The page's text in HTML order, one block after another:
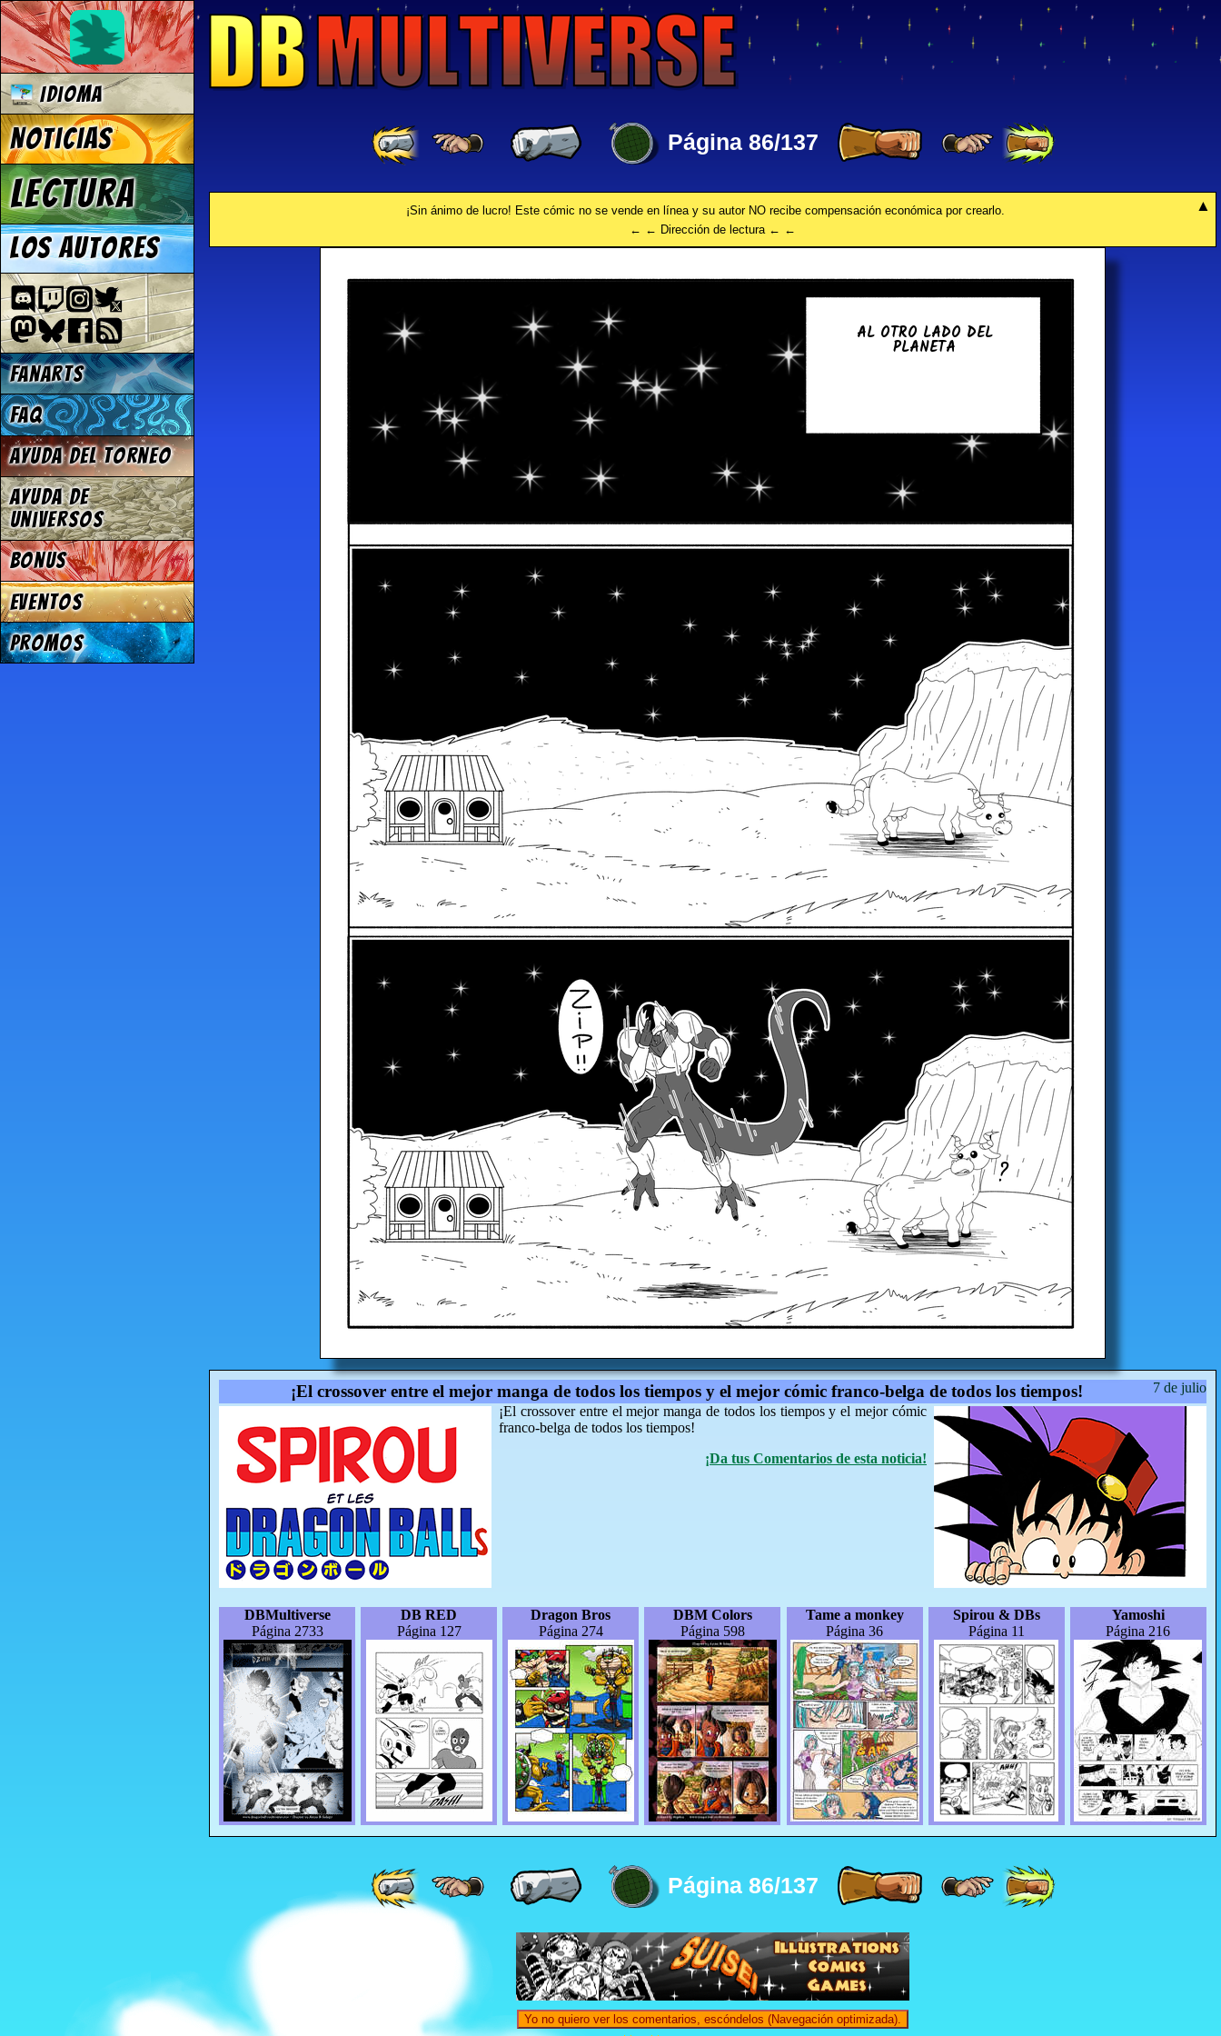
Página 86/137
¡Sin ánimo de lucro! Este cómic no se vende en línea y su autor NO recibe compensación económica por crearlo.
← ← Dirección de lectura ← ←
AL OTRO LADO DEL
PLANETA
7 de julio
¡El crossover entre el mejor manga de todos los tiempos y el mejor cómic franco-belga de todos los tiempos!
¡El crossover entre el mejor manga de todos los tiempos y el mejor cómic
franco-belga de todos los tiempos!
¡Da tus Comentarios de esta noticia!
DBMultiverse
Página 2733
DB RED
Página 127
Dragon Bros
Página 274
DBM Colors
Página 598
Tame a monkey
Página 36
Spirou & DBs
Página 11
Yamoshi
Página 216
Página 86/137
Yo no quiero ver los comentarios, escóndelos (Navegación optimizada).
Idioma
Noticias
Lectura
Los autores
Fanarts
FAQ
Ayuda del torneo
Ayuda de
Universos
Bonus
Eventos
Promos